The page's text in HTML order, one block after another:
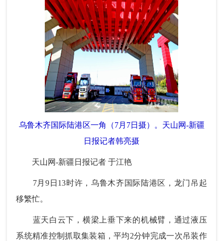
乌鲁木齐国际陆港区一角（7月7日摄）。天山网-新疆
日报记者韩亮摄
天山网-新疆日报记者 于江艳
7月9日13时许，乌鲁木齐国际陆港区，龙门吊起
移繁忙。
蓝天白云下，横梁上垂下来的机械臂，通过液压
系统精准控制抓取集装箱，平均2分钟完成一次吊装作